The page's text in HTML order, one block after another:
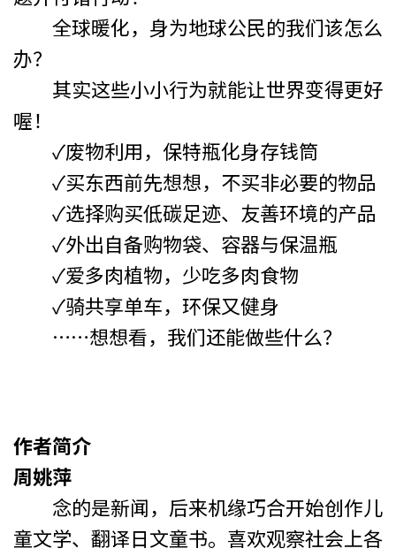
全球暖化，身为地球公民的我们该怎么
办？
其实这些小小行为就能让世界变得更好
喔！
✓废物利用，保特瓶化身存钱筒
✓买东西前先想想，不买非必要的物品
✓选择购买低碳足迹、友善环境的产品
✓外出自备购物袋、容器与保温瓶
✓爱多肉植物，少吃多肉食物
✓骑共享单车，环保又健身
……想想看，我们还能做些什么？
作者简介
周姚萍
念的是新闻，后来机缘巧合开始创作儿
童文学、翻译日文童书。喜欢观察社会上各